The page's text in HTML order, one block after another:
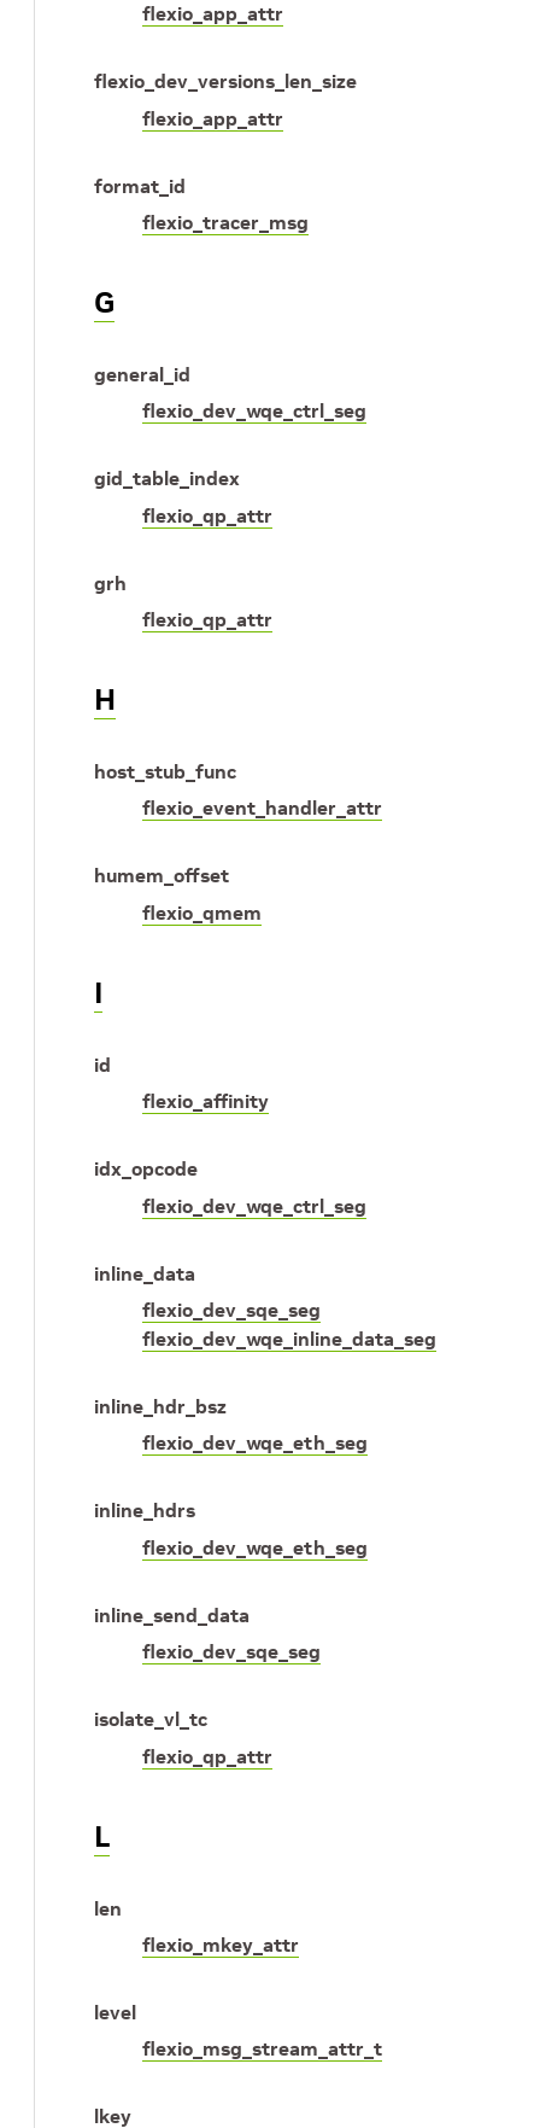
flexio_app_attr
flexio_dev_versions_len_size
flexio_app_attr
format_id
flexio_tracer_msg
G
general_id
flexio_dev_wqe_ctrl_seg
gid_table_index
flexio_qp_attr
grh
flexio_qp_attr
H
host_stub_func
flexio_event_handler_attr
humem_offset
flexio_qmem
I
id
flexio_affinity
idx_opcode
flexio_dev_wqe_ctrl_seg
inline_data
flexio_dev_sqe_seg
flexio_dev_wqe_inline_data_seg
inline_hdr_bsz
flexio_dev_wqe_eth_seg
inline_hdrs
flexio_dev_wqe_eth_seg
inline_send_data
flexio_dev_sqe_seg
isolate_vl_tc
flexio_qp_attr
L
len
flexio_mkey_attr
level
flexio_msg_stream_attr_t
lkey